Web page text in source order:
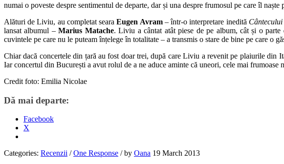
numai o poveste despre sentimentul de departe, dar și una despre frumosul pe care îl naște
Alături de Liviu, au completat searaEugen Avram– într-o interpretare inedită
lansat albumul –Marius Matache. Liviu a cântat atât piese de pe album, cât și o
cuvintele pe care nu le puteam înțelege în totalitate – a transmis o stare de bine pe care o
Chiar dacă concertele din țară au fost doar trei, după care Liviu a revenit pe plaiurile din
Iar concertul din București a avut rolul de a ne aduce aminte că uneori, cele mai
Credit foto: Emilia Nicolae
Dă mai departe:
Facebook
X
Categories: Recenzii / One Response /by Oana 19 March 2013